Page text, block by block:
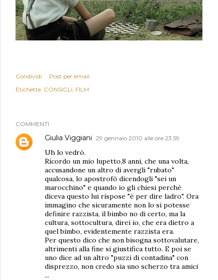
Condividi
Post per email
Etichette: CONSIGLI FILM
COMMENTI
Giulia Viggiani 29 gennaio 2010 alle ore 23:59
Uh lo vedrò.
Ricordo un mio lupetto,8 anni, che una volta,
accusandone un altro di avergli "rubato"
qualcosa, lo apostrofò dicendogli "sei un
marocchino" e quando io gli chiesi perchè
diceva questo lui rispose "è per dire ladro". Ora
immagino che sicuramente non lo si potesse
definire razzista, il bimbo no di certo, ma la
cultura, sottocultura, direi io, che era dietro a
quel bimbo, evidentemente razzista era.
Per questo dico che non bisogna sottovalutare,
altrimenti alla fine si giustifica tutto. E poi se
uno dice ad un altro "puzzi di contadina" con
disprezzo, non credo sia uno scherzo tra amici
...